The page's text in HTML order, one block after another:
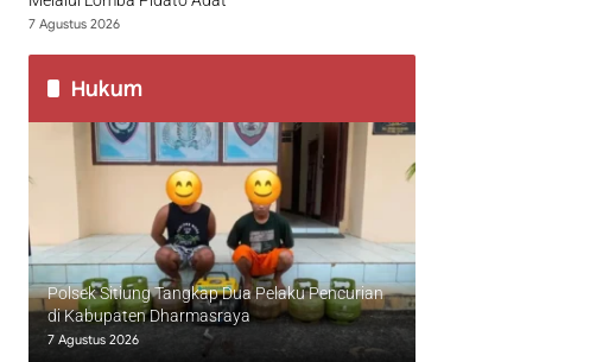
7 Agustus 2026
Hukum
Polsek Sitiung Tangkap Dua Pelaku Pencurian
di Kabupaten Dharmasraya
7 Agustus 2026